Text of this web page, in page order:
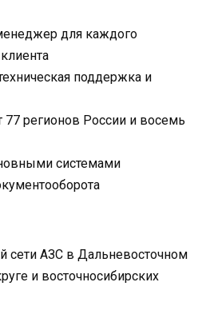
для каждого
поддержка и
77 регионов России и восемь
системами
сети АЗС в Дальневосточном
и восточносибирских